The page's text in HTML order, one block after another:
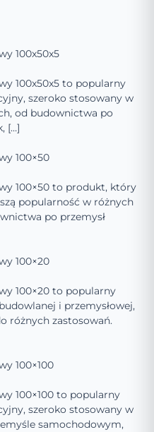
100x50x5
100x50x5 to popularny
szeroko stosowany w
od budownictwa po
[…]
100×50
100×50 to produkt, który
popularność w różnych
po przemysł
100×20
100×20 to popularny
i przemysłowej,
różnych zastosowań.
100×100
100×100 to popularny
szeroko stosowany w
samochodowym,